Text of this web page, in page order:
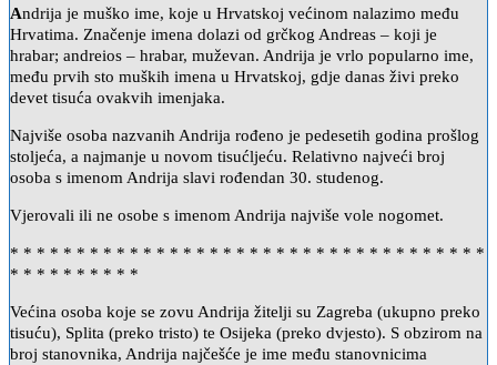
Andrija je muško ime, koje u Hrvatskoj većinom nalazimo među
Hrvatima. Značenje imena dolazi od grčkog Andreas – koji je
hrabar; andreios – hrabar, muževan. Andrija je vrlo popularno ime,
među prvih sto muških imena u Hrvatskoj, gdje danas živi preko
devet tisuća ovakvih imenjaka.
Najviše osoba nazvanih Andrija rođeno je pedesetih godina prošlog
stoljeća, a najmanje u novom tisućljeću. Relativno najveći broj
osoba s imenom Andrija slavi rođendan 30. studenog.
Vjerovali ili ne osobe s imenom Andrija najviše vole nogomet.
* * * * * * * * * * * * * * * * * * * * * * * * * * * * * * * * * * * *
* * * * * * * * * *
Većina osoba koje se zovu Andrija žitelji su Zagreba (ukupno preko
tisuću), Splita (preko tristo) te Osijeka (preko dvjesto). S obzirom na
broj stanovnika, Andrija najčešće je ime među stanovnicima